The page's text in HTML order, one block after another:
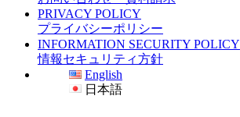
PRIVACY POLICY
プライバシーポリシー
INFORMATION SECURITY POLICY
情報セキュリティ方針
English
日本語